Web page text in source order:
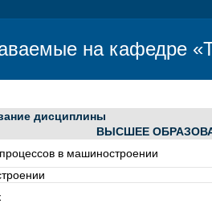
на кафедре
дисциплины
ВЫСШЕЕ
в машиностроении